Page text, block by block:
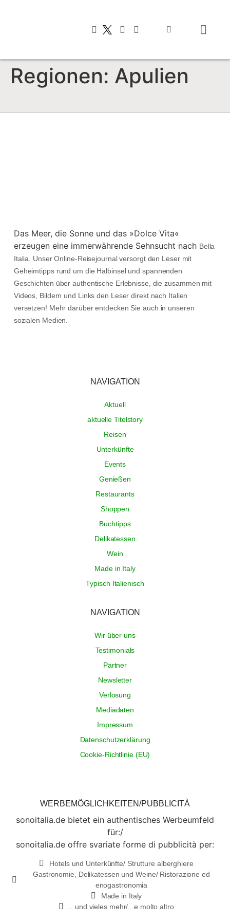
Regionen: Apulien
Das Meer, die Sonne und das »Dolce Vita«
erzeugen eine immerwährende Sehnsucht nach Bella
Italia. Unser Online-Reisejournal versorgt den Leser mit
Geheimtipps rund um die Halbinsel und spannenden
Geschichten über authentische Erlebnisse, die zusammen mit
Videos, Bildern und Links den Leser direkt nach Italien
versetzen! Mehr darüber entdecken Sie auch in unseren
sozialen Medien.
NAVIGATION
Aktuell
aktuelle Titelstory
Reisen
Unterkünfte
Events
Genießen
Restaurants
Shoppen
Buchtipps
Delikatessen
Wein
Made in Italy
Typisch Italienisch
NAVIGATION
Wir über uns
Testimonials
Partner
Newsletter
Verlosung
Mediadaten
Impressum
Datenschutzerklärung
Cookie-Richtlinie (EU)
WERBEMÖGLICHKEITEN/PUBBLICITÀ
sonoitalia.de bietet ein authentisches Werbeumfeld
für:/
sonoitalia.de offre svariate forme di pubblicità per:
Hotels und Unterkünfte/ Strutture alberghiere
Gastronomie, Delikatessen und Weine/ Ristorazione ed
enogastronomia
Made in Italy
...und vieles mehr/...e molto altro